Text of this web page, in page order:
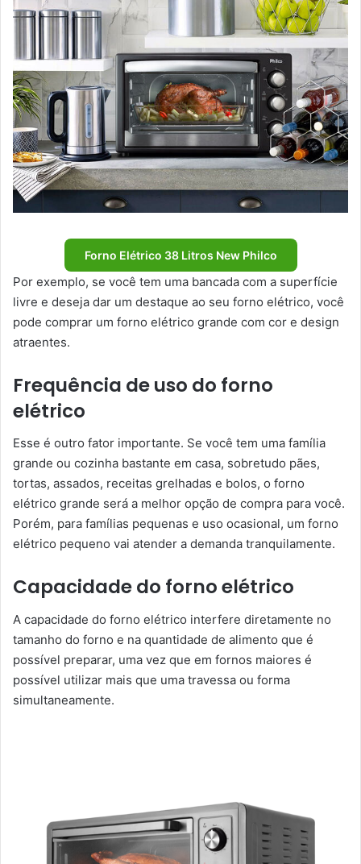
Forno Elétrico 38 Litros New Philco
Por exemplo, se você tem uma bancada com a superfície
livre e deseja dar um destaque ao seu forno elétrico, você
pode comprar um forno elétrico grande com cor e design
atraentes.
Frequência de uso do forno
elétrico
Esse é outro fator importante. Se você tem uma família
grande ou cozinha bastante em casa, sobretudo pães,
tortas, assados, receitas grelhadas e bolos, o forno
elétrico grande será a melhor opção de compra para você.
Porém, para famílias pequenas e uso ocasional, um forno
elétrico pequeno vai atender a demanda tranquilamente.
Capacidade do forno elétrico
A capacidade do forno elétrico interfere diretamente no
tamanho do forno e na quantidade de alimento que é
possível preparar, uma vez que em fornos maiores é
possível utilizar mais que uma travessa ou forma
simultaneamente.